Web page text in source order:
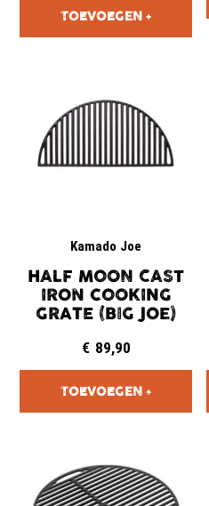
Kamado Joe
HALF MOON CAST
IRON COOKING
GRATE (BIG JOE)
€ 89,90